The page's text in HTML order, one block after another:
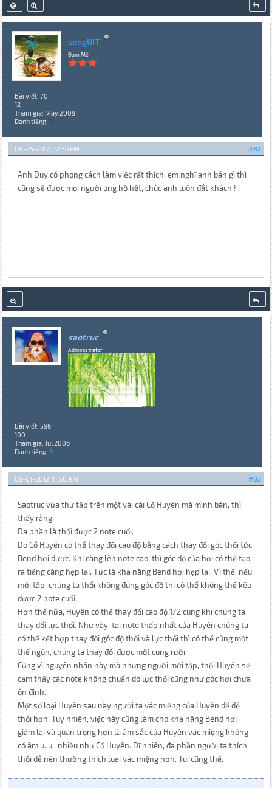
songUIT
Đam Mê
Bài viết: 70
12
Tham gia: May 2009
Danh tiếng: 0
#82
08-25-2012, 12:36 PM
Anh Duy có phong cách làm việc rất thích, em nghĩ anh bán gì thì
cũng sẽ được mọi người ủng hộ hết, chúc anh luôn đắt khách !
saotruc
Administrator
Bài viết: 596
100
Tham gia: Jul 2006
Danh tiếng: 3
#83
09-01-2012, 11:50 AM
Saotruc vừa thử tập trên một vài cái Cổ Huyên mà mình bán, thì
thấy rằng:
Đa phần là thổi được 2 note cuối.
Do Cổ Huyên có thể thay đổi cao độ bằng cách thay đổi góc thổi tức
Bend hơi được. Khi càng lên note cao, thì góc độ của hơi có thể tạo
ra tiếng càng hẹp lại. Tức là khả năng Bend hơi hẹp lại. Vì thế, nếu
mới tập, chúng ta thổi không đúng góc độ thì có thể không thể kêu
được 2 note cuối.
Hơn thế nữa, Huyên có thể thay đổi cao độ 1/2 cung khi chúng ta
thay đổi lực thổi. Như vậy, tại note thấp nhất của Huyên chúng ta
có thể kết hợp thay đổi góc độ thổi và lực thổi thì có thể cùng một
thế ngón, chúng ta thay đổi được một cung rưỡi.
Cũng vì nguyên nhân này mà nhưng người mới tập, thổi Huyên sẽ
cảm thấy các note không chuẩn do lực thổi cũng như góc hơi chưa
ổn định.
Một số loại Huyên sau này người ta vác miệng của Huyên để dễ
thổi hơn. Tuy nhiên, việc này cũng làm cho khả năng Bend hơi
giảm lại và quan trọng hơn là âm sắc của Huyên vác miệng không
có âm u..u.. nhiều như Cổ Huyên. Dĩ nhiên, đa phần người ta thích
thổi dễ nên thường thích loại vác miệng hơn. Tui cũng thế.